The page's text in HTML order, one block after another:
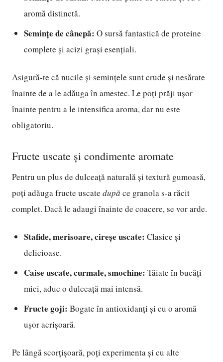
aromă distinctă.
Semințe de cânepă: O sursă fantastică de proteine
complete și acizi grași esențiali.
Asigură-te că nucile și semințele sunt crude și nesărate
înainte de a le adăuga în amestec. Le poți prăji ușor
înainte pentru a le intensifica aroma, dar nu este
obligatoriu.
Fructe uscate și condimente aromate
Pentru un plus de dulceață naturală și textură gumoasă,
poți adăuga fructe uscate după ce granola s-a răcit
complet. Dacă le adaugi înainte de coacere, se vor arde.
Stafide, merisoare, cireșe uscate: Clasice și
delicioase.
Caise uscate, curmale, smochine: Tăiate în bucăți
mici, aduc o dulceață mai intensă.
Fructe goji: Bogate în antioxidanți și cu o aromă
ușor acrișoară.
Pe lângă scorțișoară, poți experimenta și cu alte